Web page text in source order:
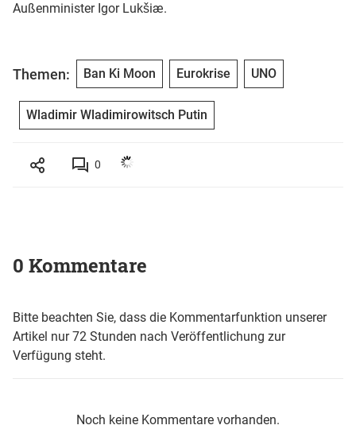
Außenminister Igor Lukšiæ.
Themen: Ban Ki Moon Eurokrise UNO
Wladimir Wladimirowitsch Putin
0
0 Kommentare
Bitte beachten Sie, dass die Kommentarfunktion unserer
Artikel nur 72 Stunden nach Veröffentlichung zur
Verfügung steht.
Noch keine Kommentare vorhanden.